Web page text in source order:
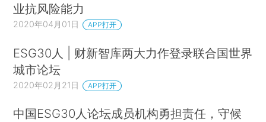
在资本市场中，由于医疗卫生主题概念股背后的主要推动力包括
变、新兴市场的财富效应促使越来越多的高净值人群选择健康消
费以及医疗保健市场的不断创新，种种驱动因素使得该行业内的
外，在市场投资风险上升时期，医疗卫生主题概念股也可以帮助
业抗风险能力
2020年04月01日 APP打开
ESG30人 | 财新智库两大力作登录联合国世界
城市论坛
2020年02月21日 APP打开
中国ESG30人论坛成员机构勇担责任，守候